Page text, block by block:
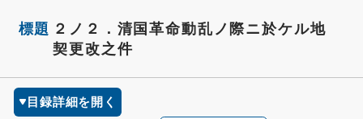
標題 ２ノ２．清国革命動乱ノ際ニ於ケル地
契更改之件
目録詳細を開く